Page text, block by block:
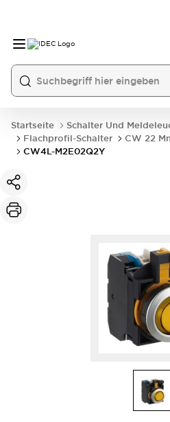
Startseite Schalter Und
Flachprofil-Schalter
CW 22
CW4L-M2E02Q2Y